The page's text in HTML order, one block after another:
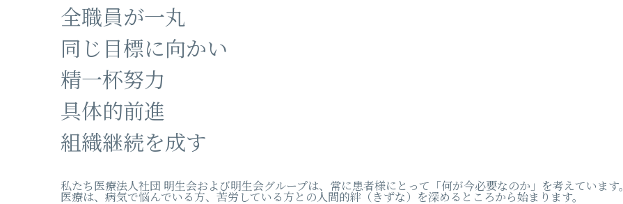
全職員が一丸
同じ目標に向かい
精一杯努力
具体的前進
組織継続を成す
私たち医療法人社団 明生会および明生会グループは、常に患者様にとって「何が今必要なのか」を考えています。
医療は、病気で悩んでいる方、苦労している方との人間的絆（きずな）を深めるところから始まります。